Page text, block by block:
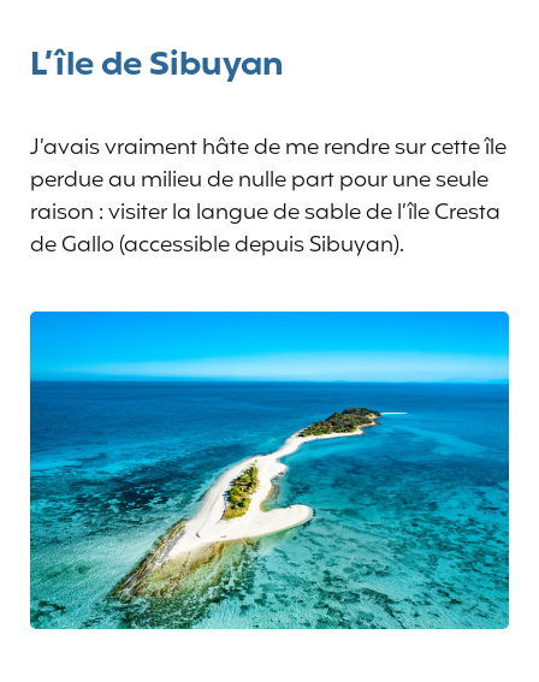
L’île de Sibuyan
J’avais vraiment hâte de me rendre sur cette île
perdue au milieu de nulle part pour une seule
raison : visiter la langue de sable de l’île Cresta
de Gallo (accessible depuis Sibuyan).